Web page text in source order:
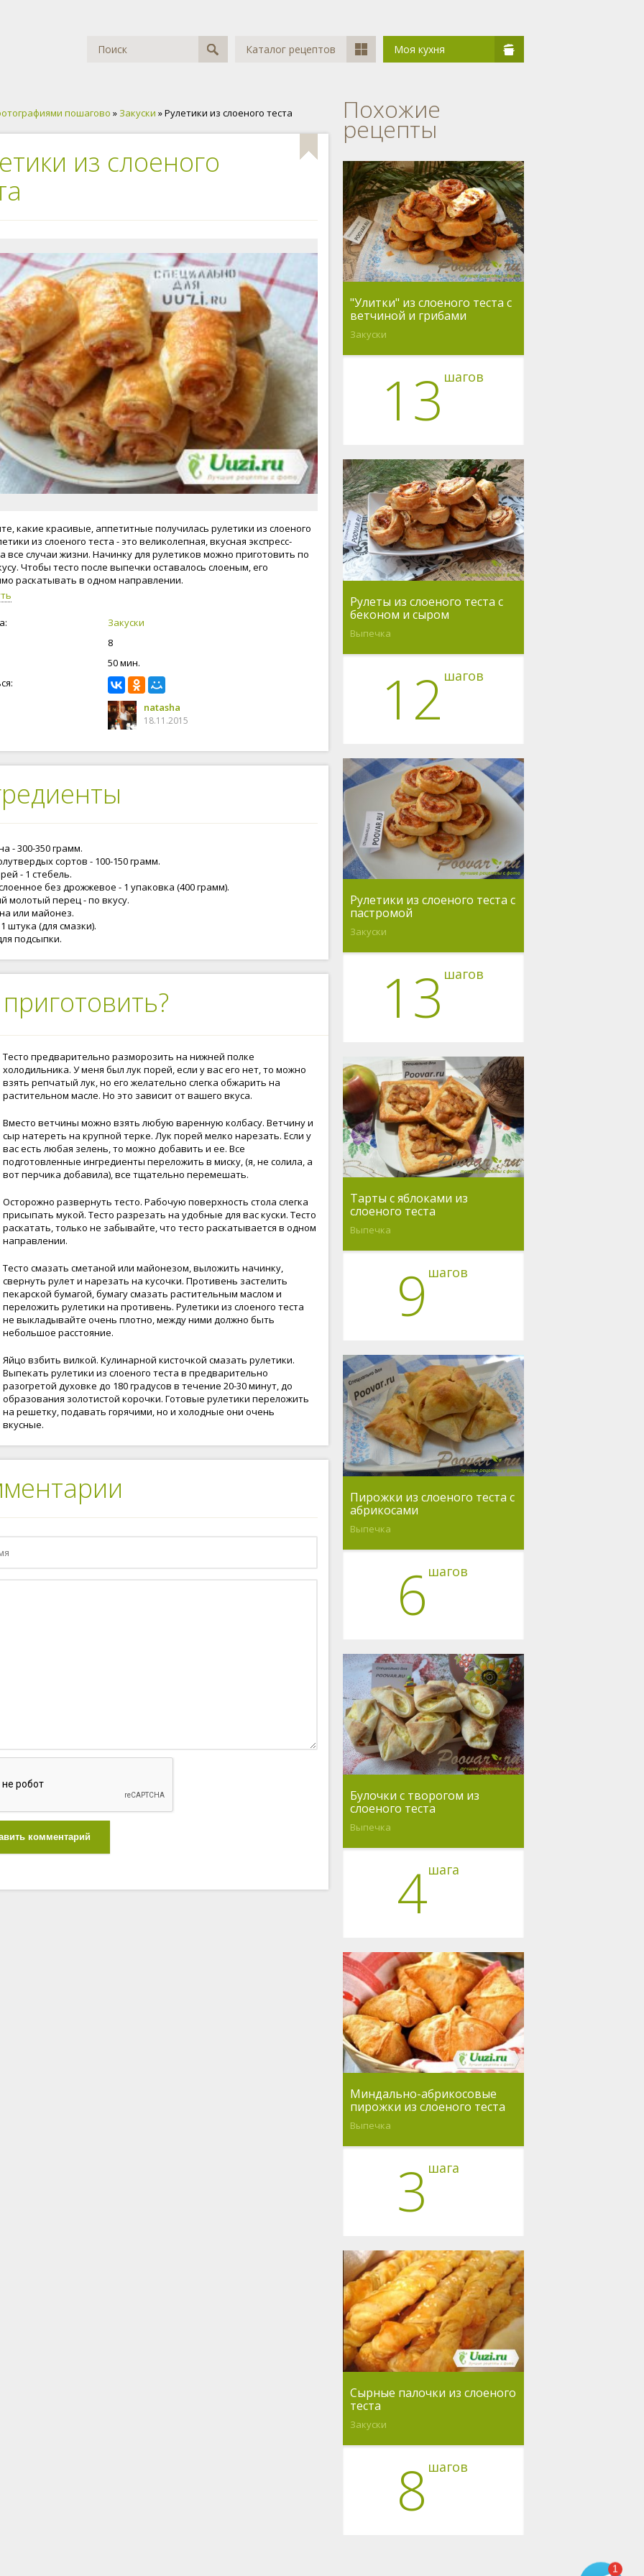
Каталог рецептов Моя кухня
пошагово » Закуски » Рулетики из слоеного теста
из слоеного
какие красивые, аппетитные получилась рулетики из слоеного
из слоеного теста - это великолепная, вкусная экспресс-
все случаи жизни. Начинку для рулетиков можно приготовить по
Чтобы тесто после выпечки оставалось слоеным, его
раскатывать в одном направлении.
Закуски
8
50 мин.
natasha
18.11.2015
- 300-350 грамм.
сортов - 100-150 грамм.
- 1 стебель.
без дрожжевое - 1 упаковка (400 грамм).
молотый перец - по вкусу.
или майонез.
штука (для смазки).
подсыпки.
Тесто предварительно разморозить на нижней полке
холодильника. У меня был лук порей, если у вас его нет, то можно
взять репчатый лук, но его желательно слегка обжарить на
растительном масле. Но это зависит от вашего вкуса.
Вместо ветчины можно взять любую варенную колбасу. Ветчину и
сыр натереть на крупной терке. Лук порей мелко нарезать. Если у
вас есть любая зелень, то можно добавить и ее. Все
подготовленные ингредиенты переложить в миску, (я, не солила, а
вот перчика добавила), все тщательно перемешать.
Осторожно развернуть тесто. Рабочую поверхность стола слегка
присыпать мукой. Тесто разрезать на удобные для вас куски. Тесто
раскатать, только не забывайте, что тесто раскатывается в одном
направлении.
Тесто смазать сметаной или майонезом, выложить начинку,
свернуть рулет и нарезать на кусочки. Противень застелить
пекарской бумагой, бумагу смазать растительным маслом и
переложить рулетики на противень. Рулетики из слоеного теста
не выкладывайте очень плотно, между ними должно быть
небольшое расстояние.
Яйцо взбить вилкой. Кулинарной кисточкой смазать рулетики.
Выпекать рулетики из слоеного теста в предварительно
разогретой духовке до 180 градусов в течение 20-30 минут, до
образования золотистой корочки. Готовые рулетики переложить
на решетку, подавать горячими, но и холодные они очень
вкусные.
комментарий
Похожие
рецепты
"Улитки" из слоеного теста с
ветчиной и грибами
Закуски
13 шагов
Рулеты из слоеного теста с
беконом и сыром
Выпечка
12 шагов
Рулетики из слоеного теста с
пастромой
Закуски
13 шагов
Тарты с яблоками из
слоеного теста
Выпечка
9 шагов
Пирожки из слоеного теста с
абрикосами
Выпечка
6 шагов
Булочки с творогом из
слоеного теста
Выпечка
4шага
Миндально-абрикосовые
пирожки из слоеного теста
Выпечка
3 шага
Сырные палочки из слоеного
теста
Закуски
8 шагов
1